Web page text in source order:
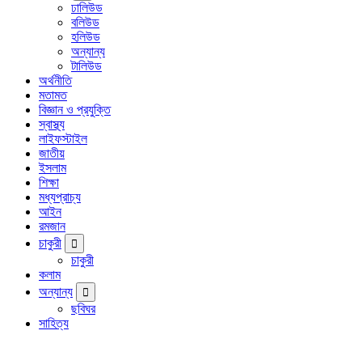
ঢালিউড
বলিউড
হলিউড
অন্যান্য
টালিউড
অর্থনীতি
মতামত
বিজ্ঞান ও প্রযুক্তি
স্বাস্থ্য
লাইফস্টাইল
জাতীয়
ইসলাম
শিক্ষা
মধ্যপ্রাচ্য
আইন
রমজান
চাকুরী
চাকুরী
কলাম
অন্যান্য
ছবিঘর
সাহিত্য